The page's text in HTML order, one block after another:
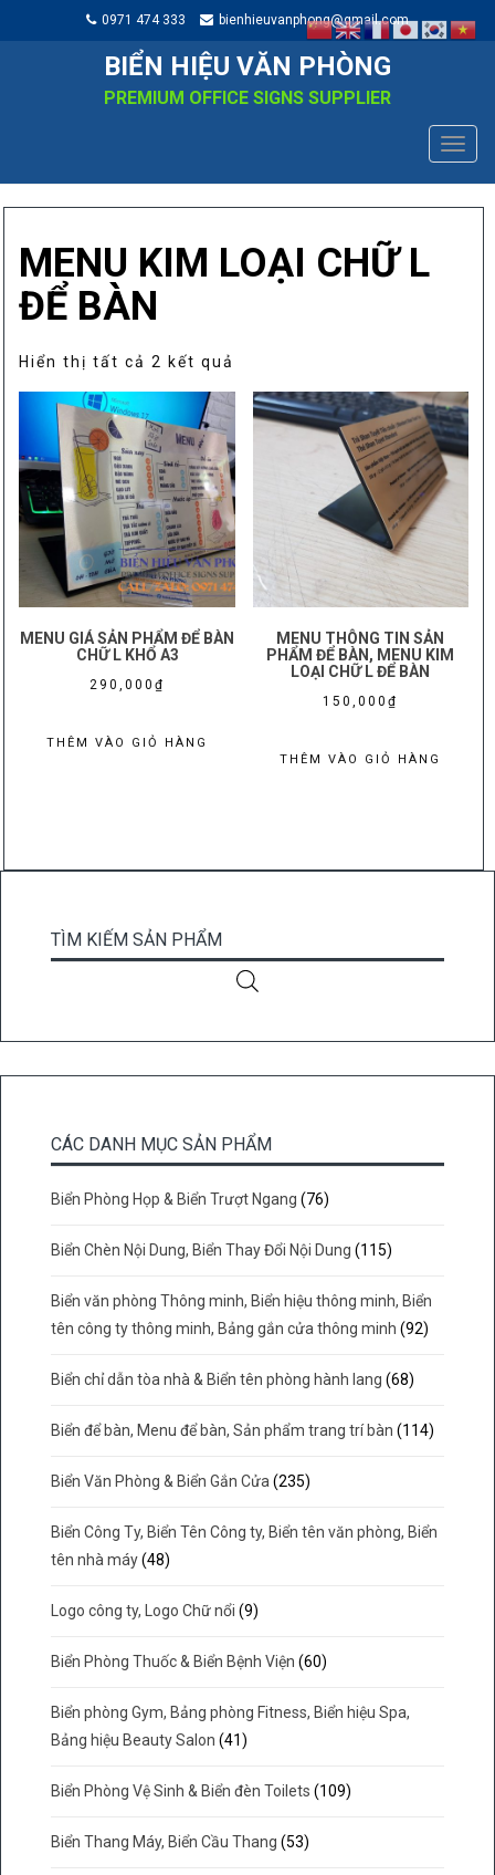
0971 474 333 bienhieuvanphong@gmail.com
BIỂN HIỆU VĂN PHÒNG
PREMIUM OFFICE SIGNS SUPPLIER
MENU KIM LOẠI CHỮ L
ĐỂ BÀN
Hiển thị tất cả 2 kết quả
sắp
xếp
theo
mức
độ
phổ
biến
MENU GIÁ SẢN PHẨM ĐỂ BÀN
CHỮ L KHỔ A3
290,000 ₫
THÊM VÀO GIỎ HÀNG
MENU THÔNG TIN SẢN
PHẨM ĐỂ BÀN, MENU KIM
LOẠI CHỮ L ĐỂ BÀN
150,000₫
THÊM VÀO GIỎ HÀNG
TÌM KIẾM SẢN PHẨM
CÁC DANH MỤC SẢN PHẨM
Biển Phòng Họp & Biển Trượt Ngang (76)
Biển Chèn Nội Dung, Biển Thay Đổi Nội Dung (115)
Biển văn phòng Thông minh, Biển hiệu thông minh, Biển
tên công ty thông minh, Bảng gắn cửa thông minh (92)
Biển chỉ dẫn tòa nhà & Biển tên phòng hành lang (68)
Biển để bàn, Menu để bàn, Sản phẩm trang trí bàn (114)
Biển Văn Phòng & Biển Gắn Cửa (235)
Biển Công Ty, Biển Tên Công ty, Biển tên văn phòng, Biển
tên nhà máy (48)
Logo công ty, Logo Chữ nổi (9)
Biển Phòng Thuốc & Biển Bệnh Viện (60)
Biển phòng Gym, Bảng phòng Fitness, Biển hiệu Spa,
Bảng hiệu Beauty Salon (41)
Biển Phòng Vệ Sinh & Biển đèn Toilets (109)
Biển Thang Máy, Biển Cầu Thang (53)